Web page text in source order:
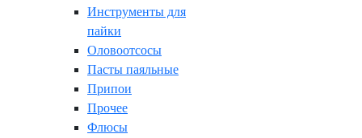
Инструменты для
пайки
Оловоотсосы
Пасты паяльные
Припои
Прочее
Флюсы